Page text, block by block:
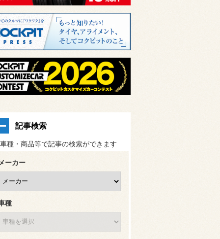
記事検索
種・商品等で記事の検索ができます
ーカー
種